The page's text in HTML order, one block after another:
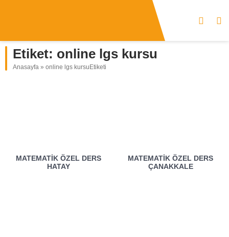
Etiket: online lgs kursu
Anasayfa » online lgs kursuEtiketi
MATEMATIK ÖZEL DERS
HATAY
MATEMATIK ÖZEL DERS
ÇANAKKALE